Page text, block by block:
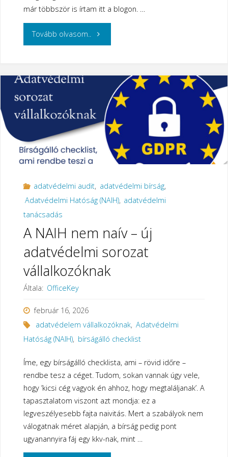
már többször is írtam itt a blogon. …
Tovább olvasom.. "A
nem
–
letölthető
sablonok
és
pro
és
kontra
adatvédelmi audit, adatvédelmi bírság,
Adatvédelmi Hatóság (NAIH), adatvédelmi
tanácsadás
A NAIH nem naív – új
adatvédelmi sorozat
vállalkozóknak
Általa: OfficeKey
február 16, 2026
adatvédelem vállalkozóknak, Adatvédelmi
Hatóság (NAIH), bírságálló checklist
Íme, egy bírságálló checklista, ami – rövid időre –
rendbe tesz a céget. Tudom, sokan vannak úgy vele,
hogy ’kicsi cég vagyok én ahhoz, hogy megtaláljanak’. A
tapasztalatom viszont azt mondja: ez a
legveszélyesebb fajta naivitás. Mert a szabályok nem
válogatnak méret alapján, a bírság pedig pont
ugyanannyira fáj egy kkv-nak, mint …